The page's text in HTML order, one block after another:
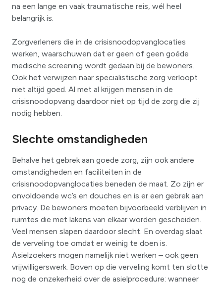
na een lange en vaak traumatische reis, wél heel
belangrijk is.
Zorgverleners die in de crisisnoodopvanglocaties
werken, waarschuwen dat er geen of geen goéde
medische screening wordt gedaan bij de bewoners.
Ook het verwijzen naar specialistische zorg verloopt
niet altijd goed. Al met al krijgen mensen in de
crisisnoodopvang daardoor niet op tijd de zorg die zij
nodig hebben.
Slechte omstandigheden
Behalve het gebrek aan goede zorg, zijn ook andere
omstandigheden en faciliteiten in de
crisisnoodopvanglocaties beneden de maat. Zo zijn er
onvoldoende wc’s en douches en is er een gebrek aan
privacy. De bewoners moeten bijvoorbeeld verblijven in
ruimtes die met lakens van elkaar worden gescheiden.
Veel mensen slapen daardoor slecht. En overdag slaat
de verveling toe omdat er weinig te doen is.
Asielzoekers mogen namelijk niet werken – ook geen
vrijwilligerswerk. Boven op die verveling komt ten slotte
nog de onzekerheid over de asielprocedure: wanneer